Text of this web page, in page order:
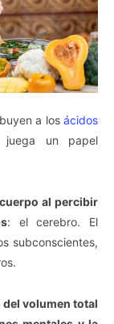
a los ácidos
juega un papel
al percibir
: el cerebro. El
subconscientes,
volumen total